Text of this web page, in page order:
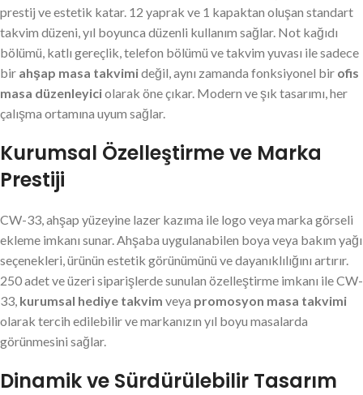
prestij ve estetik katar. 12 yaprak ve 1 kapaktan oluşan standart
takvim düzeni, yıl boyunca düzenli kullanım sağlar. Not kağıdı
bölümü, katlı gereçlik, telefon bölümü ve takvim yuvası ile sadece
bir ahşap masa takvimideğil, aynı zamanda fonksiyonel bir ofis
masa düzenleyiciolarak öne çıkar. Modern ve şık tasarımı, her
çalışma ortamına uyum sağlar.
Kurumsal Özelleştirme ve Marka
Prestiji
CW-33, ahşap yüzeyine lazer kazıma ile logo veya marka görseli
ekleme imkanı sunar. Ahşaba uygulanabilen boya veya bakım yağı
seçenekleri, ürünün estetik görünümünü ve dayanıklılığını artırır.
250 adet ve üzeri siparişlerde sunulan özelleştirme imkanı ile CW-
33, kurumsal hediye takvim veya promosyon masa takvimi
olarak tercih edilebilir ve markanızın yıl boyu masalarda
görünmesini sağlar.
Dinamik ve Sürdürülebilir Tasarım